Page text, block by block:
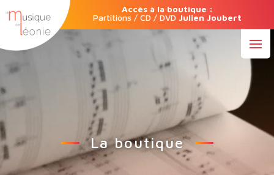
Accès à la boutique :
Partitions / CD / DVD Julien Joubert
La boutique